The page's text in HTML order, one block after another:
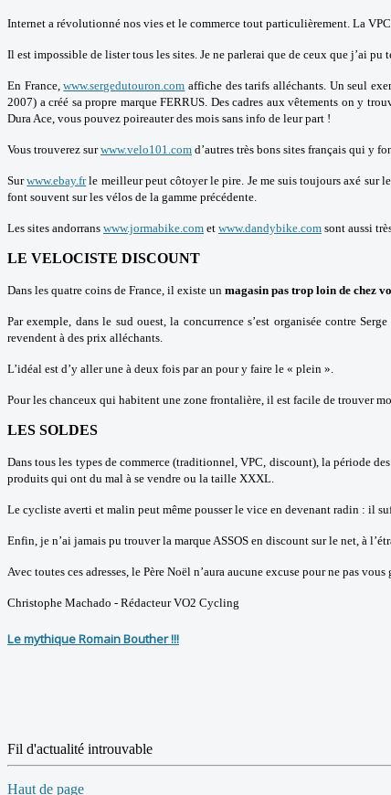
Internet a révolutionné nos vies et le commerce tout particulièrement. La
Il est impossible de lister tous les sites. Je ne parlerai que de ceux que j’ai
En France,www.sergedutouron.com affiche des tarifs alléchants. Un seul
2007) a créé sa propre marque FERRUS. Des cadres aux vêtements on y
Dura Ace, vous pouvez poireauter des mois sans info de leur part !
Vous trouverez surwww.velo101.com d’autres très bons sites français qui y
Surwww.ebay.frle meilleur peut côtoyer le pire. Je me suis toujours axé sur
font souvent sur les vélos de la gamme précédente.
Les sites andorrans www.jormabike.com et www.dandybike.com sont aussi
LE VELOCISTE DISCOUNT
Dans les quatre coins de France, il existe un magasin pas trop loin de chez
Par exemple, dans le sud ouest, la concurrence s’est organisée contre
revendent à des prix alléchants.
L’idéal est d’y aller une à deux fois par an pour y faire le « plein ».
Pour les chanceux qui habitent une zone frontalière, il est facile de trouver
LES SOLDES
Dans tous les types de commerce (traditionnel, VPC, discount), la période
produits qui ont du mal à se vendre ou la taille XXXL.
Le cycliste averti et malin peut même pousser le vice en devenant radin : il
Enfin, je n’ai jamais pu trouver la marque ASSOS en discount sur le net, à
Avec toutes ces adresses, le Père Noël n’aura aucune excuse pour ne pas vous
Christophe Machado - Rédacteur VO2 Cycling
Le mythique Romain Bouther !!!
Fil d'actualité introuvable
Haut de page